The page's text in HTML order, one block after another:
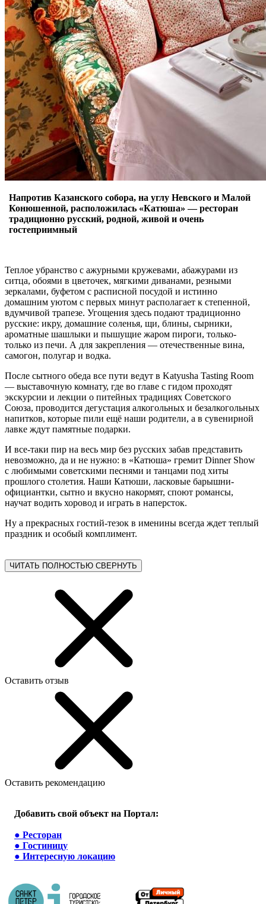
Напротив Казанского собора, на углу Невского и Малой
Конюшенной, расположилась «Катюша» ― ресторан
традиционно русский, родной, живой и очень
гостеприимный
Теплое убранство с ажурными кружевами, абажурами из
ситца, обоями в цветочек, мягкими диванами, резными
зеркалами, буфетом с расписной посудой и истинно
домашним уютом с первых минут располагает к степенной,
вдумчивой трапезе. Угощения здесь подают традиционно
русские: икру, домашние соленья, щи, блины, сырники,
ароматные шашлыки и пышущие жаром пироги, только-
только из печи. А для закрепления ― отечественные вина,
самогон, полугар и водка.
После сытного обеда все пути ведут в Katyusha Tasting Room
― выставочную комнату, где во главе с гидом проходят
экскурсии и лекции о питейных традициях Советского
Союза, проводится дегустация алкогольных и безалкогольных
напитков, которые пили ещё наши родители, а в сувенирной
лавке ждут памятные подарки.
И все-таки пир на весь мир без русских забав представить
невозможно, да и не нужно: в «Катюша» гремит Dinner Show
с любимыми советскими песнями и танцами под хиты
прошлого столетия. Наши Катюши, ласковые барышни-
официантки, сытно и вкусно накормят, споют романсы,
научат водить хоровод и играть в наперсток.
Ну а прекрасных гостий-тезок в именины всегда ждет теплый
праздник и особый комплимент.
ЧИТАТЬ ПОЛНОСТЬЮ СВЕРНУТЬ
Оставить отзыв
Оставить рекомендацию
Добавить свой объект на Портал:
● Ресторан
● Гостиницу
● Интересную локацию